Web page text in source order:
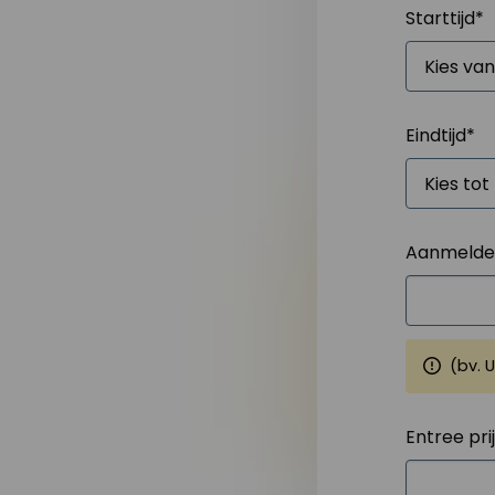
Starttijd*
Eindtijd*
(bv.
Entree